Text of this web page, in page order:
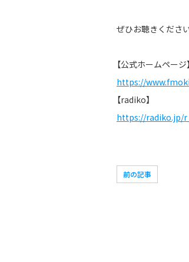
ぜひお聴きくださ
【公式ホームページ】
https://
【radiko】
https://radiko.jp/
前の記事